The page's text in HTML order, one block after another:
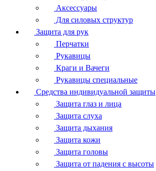
Аксессуары
Для силовых структур
Защита для рук
Перчатки
Рукавицы
Краги и Вачеги
Рукавицы специальные
Средства индивидуальной защиты
Защита глаз и лица
Защита слуха
Защита дыхания
Защита кожи
Защита головы
Защита от падения с высоты